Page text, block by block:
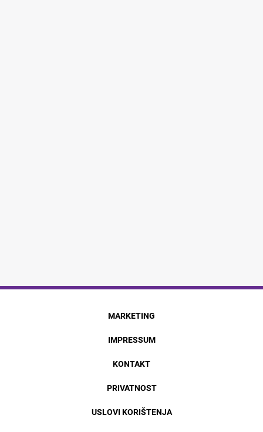
MARKETING
IMPRESSUM
KONTAKT
PRIVATNOST
USLOVI KORIŠTENJA